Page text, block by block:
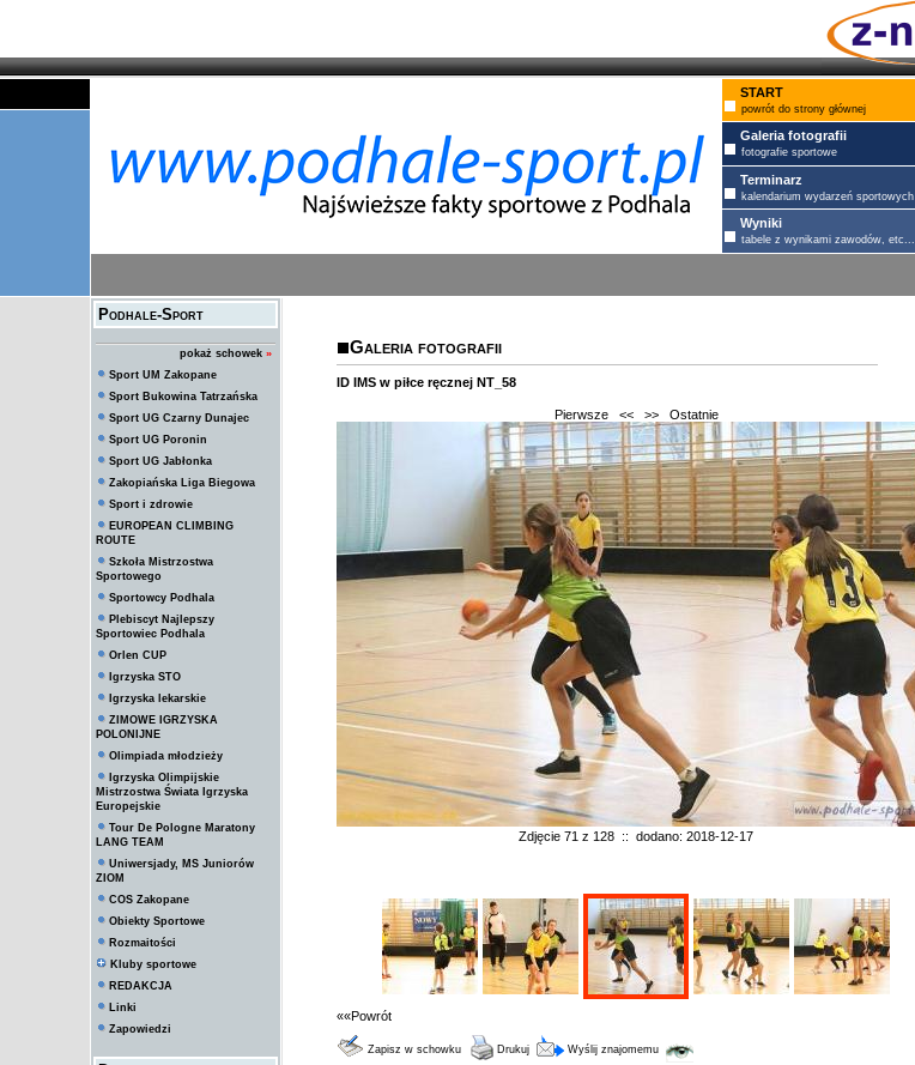
START
powrót do strony głównej
Galeria fotografii
fotografie sportowe
Terminarz
kalendarium wydarzeń sportowych
Wyniki
tabele z wynikami zawodów, etc...
Podhale-Sport
pokaż schowek »
Sport UM Zakopane
Sport Bukowina Tatrzańska
Sport UG Czarny Dunajec
Sport UG Poronin
Sport UG Jabłonka
Zakopiańska Liga Biegowa
Sport i zdrowie
EUROPEAN CLIMBING
ROUTE
Szkoła Mistrzostwa
Sportowego
Sportowcy Podhala
Plebiscyt Najlepszy
Sportowiec Podhala
Orlen CUP
Igrzyska STO
Igrzyska lekarskie
ZIMOWE IGRZYSKA
POLONIJNE
Olimpiada młodzieży
Igrzyska Olimpijskie
Mistrzostwa Świata Igrzyska
Europejskie
Tour De Pologne Maratony
LANG TEAM
Uniwersjady, MS Juniorów
ZIOM
COS Zakopane
Obiekty Sportowe
Rozmaitości
Kluby sportowe
REDAKCJA
Linki
Zapowiedzi
Galeria fotografii
ID IMS w piłce ręcznej NT_58
Pierwsze << >> Ostatnie
Zdjęcie 71 z 128 :: dodano: 2018-12-17
««Powrót
Zapisz w schowku Drukuj Wyślij znajomemu